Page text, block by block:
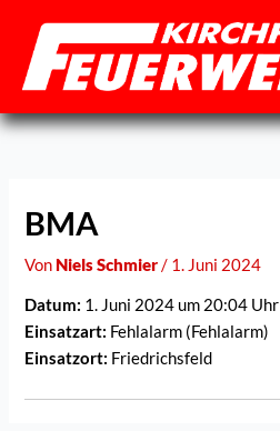
Inhalt
springen
BMA
VonNiels Schmier/ 1. Juni 2024
Datum: 1. Juni 2024 um 20:04 Uhr
Einsatzart: Fehlalarm (Fehlalarm)
Einsatzort: Friedrichsfeld